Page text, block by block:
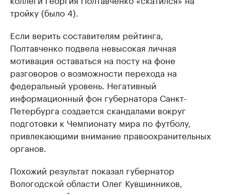
тройку (было 4).
Если верить составителям рейтинга,
Полтавченко подвела невысокая личная
мотивация оставаться на посту на фоне
разговоров о возможности перехода на
федеральный уровень. Негативный
информационный фон губернатора Санкт-
Петербурга создается скандалами вокруг
подготовки к Чемпионату мира по футболу,
привлекающими внимание правоохранительных
органов.
Похожий результат показал губернатор
Вологодской области Олег Кувшинников,